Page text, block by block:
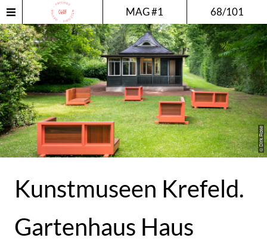
MAG #1 68/101
© Dirk Rose
Kunstmuseen Krefeld.
Gartenhaus Haus